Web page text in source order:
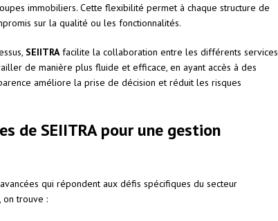
immobiliers. Cette flexibilité permet à chaque structure de
sur la qualité ou les fonctionnalités.
SEIITRAfacilite la collaboration entre les différents services
de manière plus fluide et efficace, en ayant accès à des
améliore la prise de décision et réduit les risques
de SEIITRA pour une gestion
qui répondent aux défis spécifiques du secteur
on trouve :